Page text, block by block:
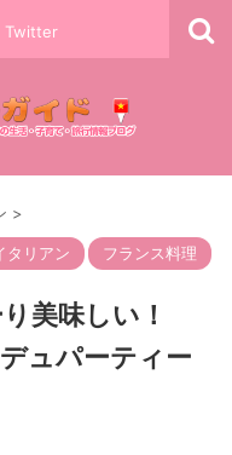
Twitter
>
タリアン フランス料理
美味しい！
ュパーティー